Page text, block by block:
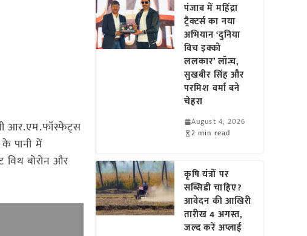
आर.एम.फॉस्फेट्स
के पानी में
विथ बोरोन और
पंजाब में महिंद्रा
ट्रैक्टर्स का नया
अभियान ‘दुनिया
विच इक्को
ललकार’ लॉन्च,
सुखबीर सिंह और
परमिश वर्मा बने
चेहरा
August 4, 2026
2 min read
कृषि यंत्रों पर
सब्सिडी चाहिए?
आवेदन की आखिरी
तारीख 4 अगस्त,
जल्द करें अप्लाई